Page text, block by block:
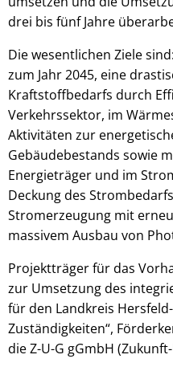
drei bis fünf Jahre
Die wesentlichen Ziele
zum Jahr 2045, eine
Kraftstoffbedarfs durch
Verkehrssektor, im
Aktivitäten zur
Gebäudebestands sowie
Energieträger und im
Deckung des
Stromerzeugung mit
massivem Ausbau von
Projektträger für das
zur Umsetzung des
für den Landkreis
Zuständigkeiten“,
die Z-U-G gGmbH